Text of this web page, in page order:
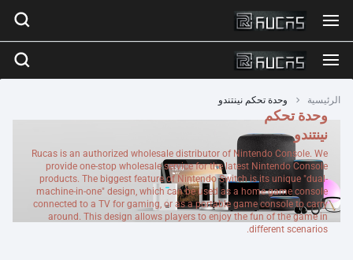
الرئيسية وحدة تحكم نينتندو
وحدة تحكم
نينتندو
Rucas is an authorized wholesale distributor of Nintendo Console. We
provide one-stop wholesale service for the latest Nintendo Console
products. The biggest feature of Nintendo Switch is its unique "dual-
machine-in-one" design, which can be used as a home game console
connected to a TV for gaming, or as a portable game console to carry
around. This design allows players to enjoy the fun of the game in
different scenarios.